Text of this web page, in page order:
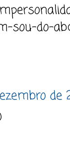
sou-do-
de